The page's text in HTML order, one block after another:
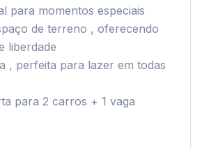
para momentos especiais
de terreno , oferecendo
liberdade
, perfeita para lazer em todas
para 2 carros + 1 vaga